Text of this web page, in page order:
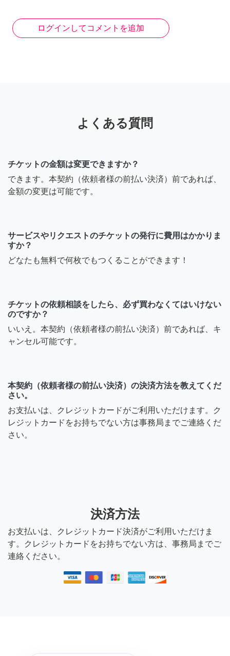
ログインしてコメントを追加
よくある質問
チケットの金額は変更できますか？
できます。本契約（依頼者様の前払い決済）前であれば、
金額の変更は可能です。
サービスやリクエストのチケットの発行に費用はかかりま
すか？
どなたも無料で何枚でもつくることができます！
チケットの依頼相談をしたら、必ず買わなくてはいけない
のですか？
いいえ。本契約（依頼者様の前払い決済）前であれば、キ
ャンセル可能です。
本契約（依頼者様の前払い決済）の決済方法を教えてくだ
さい。
お支払いは、クレジットカードがご利用いただけます。ク
レジットカードをお持ちでない方は事務局までご連絡くだ
さい。
決済方法
お支払いは、クレジットカード決済がご利用いただけま
す。クレジットカードをお持ちでない方は、事務局までご
連絡ください。